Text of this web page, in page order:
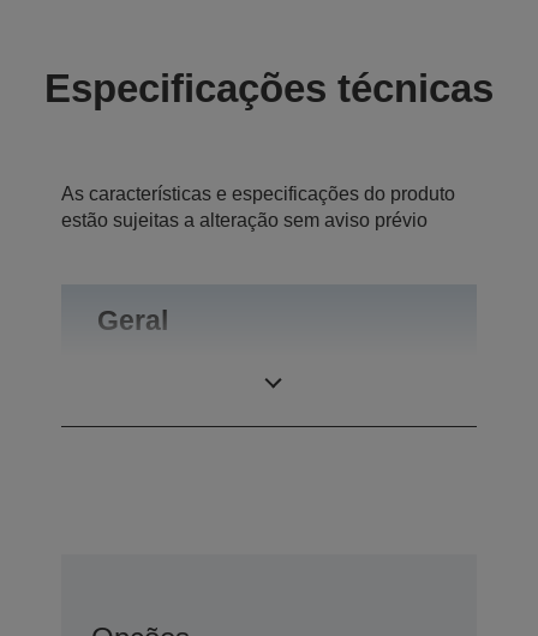
Especificações técnicas
As características e especificações do produto
estão sujeitas a alteração sem aviso prévio
Geral